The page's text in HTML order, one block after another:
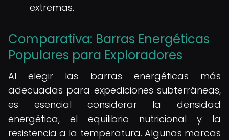
extremas.
Comparativa: Barras Energéticas
Populares para Exploradores
Al elegir las barras energéticas más
adecuadas para expediciones subterráneas,
es esencial considerar la densidad
energética, el equilibrio nutricional y la
resistencia a la temperatura. Algunas marcas